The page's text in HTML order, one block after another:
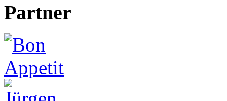
Partner